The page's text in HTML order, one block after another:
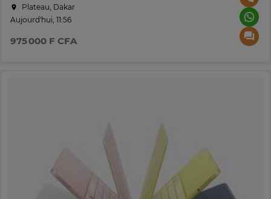
Plateau, Dakar
Aujourd'hui, 11:56
975 000 F CFA